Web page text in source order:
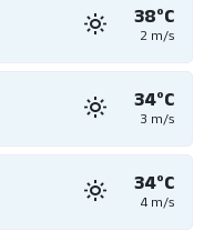
38°C
2 m/s
34°C
3 m/s
34°C
4 m/s